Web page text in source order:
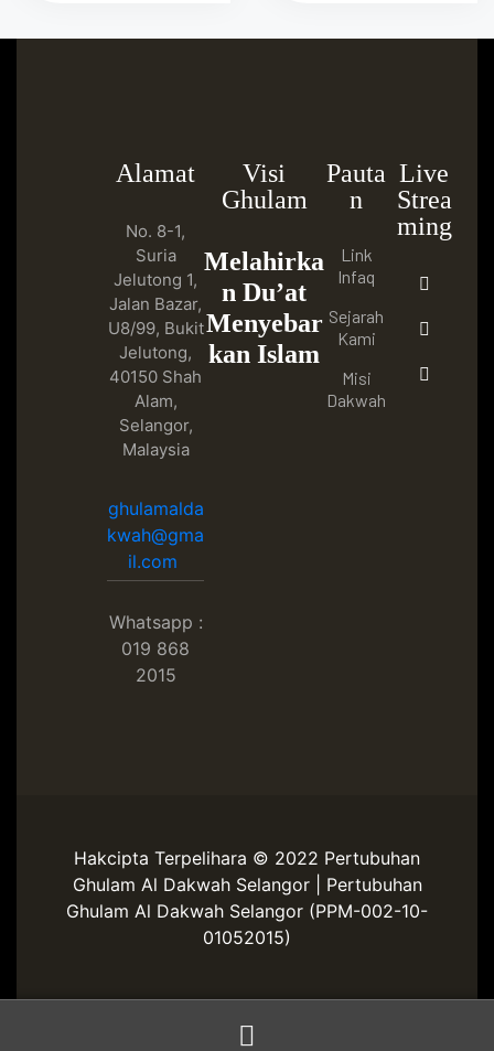
Alamat
No. 8-1,
Suria
Jelutong 1,
Jalan Bazar,
U8/99, Bukit
Jelutong,
40150 Shah
Alam,
Selangor,
Malaysia
ghulamalda
kwah@gma
il.com
Whatsapp :
019 868
2015
Visi
Ghulam
Melahirka
n Du’at
Menyebar
kan Islam
Pauta
n
Link
Infaq
Sejarah
Kami
Misi
Dakwah
Live
Strea
ming
Hakcipta Terpelihara © 2022 Pertubuhan
Ghulam Al Dakwah Selangor | Pertubuhan
Ghulam Al Dakwah Selangor (PPM-002-10-
01052015)